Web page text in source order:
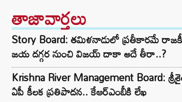
తాజావార్తలు
Story Board: తమిళనాడులో ప్రతీకారమే
జయ దగ్గర నుంచి విజయ్ దాకా అదే తీరా..?
Krishna River Management Board:
ఏపీ కీలక ప్రతిపాదన.. కేఆర్ఎంబీకి లేఖ